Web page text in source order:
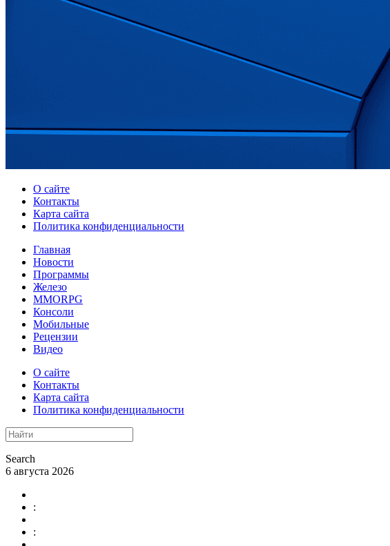
О сайте
Контакты
Карта сайта
Политика конфиденциальности
Главная
Новости
Программы
Железо
MMORPG
Консоли
Мобильные
Рецензии
Видео
О сайте
Контакты
Карта сайта
Политика конфиденциальности
Search
6 августа 2026
:
: